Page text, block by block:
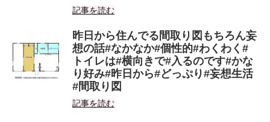
記事を読む
昨日から住んでる間取り図もちろん妄
想の話#なかなか#個性的#わくわく#
トイレは#横向きで#入るのです#かな
り好み#昨日から#どっぷり#妄想生活
#間取り図
記事を読む